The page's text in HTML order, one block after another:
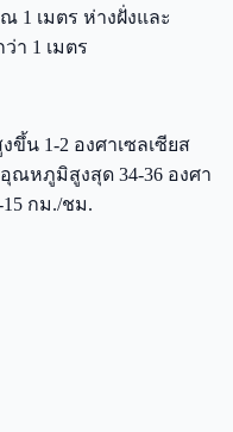
1 เมตร ห่างฝั่งและ
า 1 เมตร
น 1-2 องศาเซลเซียส
ณหภูมิสูงสุด 34-36 องศา
กม./ชม.